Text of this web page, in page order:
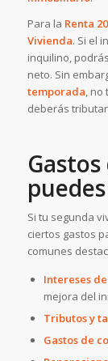
Para la Renta
Vivienda. Si el
inquilino,
neto. Sin
temporada, no
deberás
Si tu segunda
ciertos gastos
comunes
Intereses
mejora del
Tributos y
Gastos de